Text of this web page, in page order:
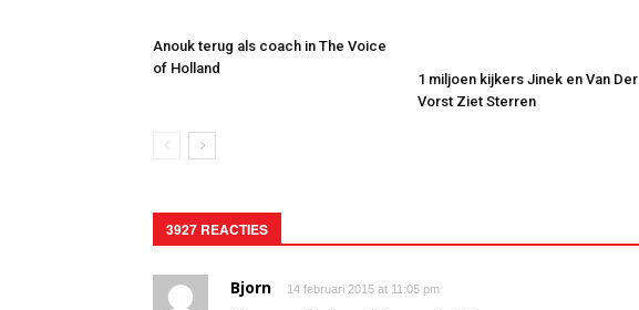
Anouk terug als coach in The Voice
of Holland
1 miljoen kijkers Jinek en Van Der
Vorst Ziet Sterren
3927 REACTIES
Bjorn 14 februari 2015 at 11:05 pm